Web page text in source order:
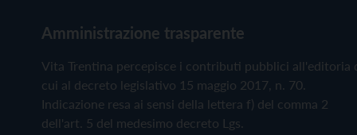
Amministrazione trasparente
Vita Trentina percepisce i contributi pubblici all'editoria
cui al decreto legislativo 15 maggio 2017, n. 70.
Indicazione resa ai sensi della lettera f) del comma 2
dell'art. 5 del medesimo decreto Lgs.